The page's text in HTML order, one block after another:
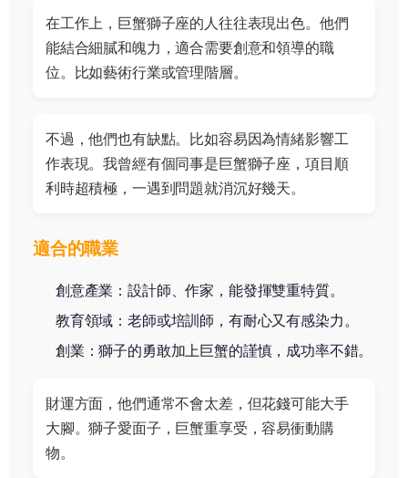
在工作上，巨蟹獅子座的人往往表現出色。他們
能結合細膩和魄力，適合需要創意和領導的職
位。比如藝術行業或管理階層。
不過，他們也有缺點。比如容易因為情緒影響工
作表現。我曾經有個同事是巨蟹獅子座，項目順
利時超積極，一遇到問題就消沉好幾天。
適合的職業
創意產業：設計師、作家，能發揮雙重特質。
教育領域：老師或培訓師，有耐心又有感染力。
創業：獅子的勇敢加上巨蟹的謹慎，成功率不錯。
財運方面，他們通常不會太差，但花錢可能大手
大腳。獅子愛面子，巨蟹重享受，容易衝動購
物。